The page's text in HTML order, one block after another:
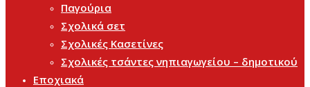
Παγούρια
Σχολικά σετ
Σχολικές Κασετίνες
Σχολικές τσάντες νηπιαγωγείου – δημοτικού
Εποχιακά